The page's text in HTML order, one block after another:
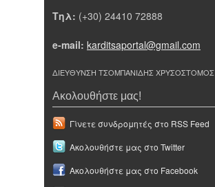
Τηλ: (+30) 24410 72888
e-mail: karditsaportal@gmail.com
ΔΙΕΥΘΥΝΣΗ ΤΣΟΜΠΑΝΙΔΗΣ ΧΡΥΣΟΣΤΟΜΟΣ
Ακολουθήστε μας!
Γίνετε συνδρομητές στο RSS Feed
Ακολουθήστε μας στο Twitter
Ακολουθήστε μας στο Facebook